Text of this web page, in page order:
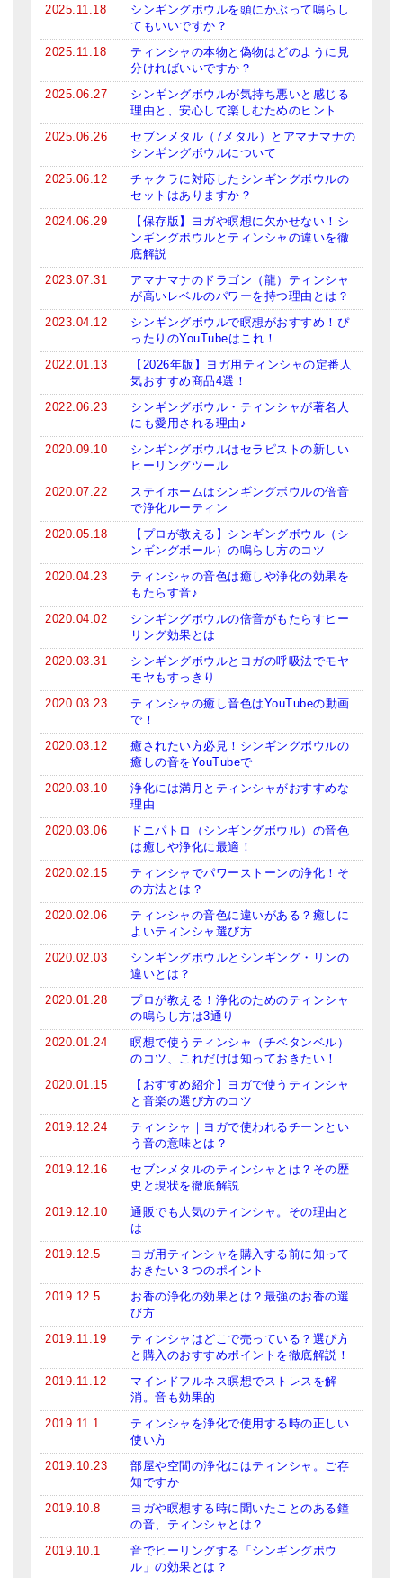
チベット・真マントラ香
お香定期購入（ラクとくサブスク）
チベット高僧のオラクルカード
ベル＆ドルジェ
シンギングボウル入門本・CD
オリジナルグッズ
神々とつながるジュエリー
ヒーリング・マンダラポスター
ロゴステッカー・ポストカード各種
亡命チベット人尼僧のお守り・チャーム
チベット・マントラ・ヒーリングCD
ギフトラッピング
シンギングボウル講座
初級講座
倍音呼吸法レッスン
ビギナー講師・養成講座
アマナマナとは
About Us
メールお便り登録
LINEお友だち登録
特商法の表記
2025.11.18
シンギングボウルを頭にかぶって鳴らし
てもいいですか？
2025.11.18
ティンシャの本物と偽物はどのように見
分ければいいですか？
2025.06.27
シンギングボウルが気持ち悪いと感じる
理由と、安心して楽しむためのヒント
2025.06.26
セブンメタル（7メタル）とアマナマナの
シンギングボウルについて
2025.06.12
チャクラに対応したシンギングボウルの
セットはありますか？
2024.06.29
【保存版】ヨガや瞑想に欠かせない！シ
ンギングボウルとティンシャの違いを徹
底解説
2023.07.31
アマナマナのドラゴン（龍）ティンシャ
が高いレベルのパワーを持つ理由とは？
2023.04.12
シンギングボウルで瞑想がおすすめ！ぴ
ったりのYouTubeはこれ！
2022.01.13
【2026年版】ヨガ用ティンシャの定番人
気おすすめ商品4選！
2022.06.23
シンギングボウル・ティンシャが著名人
にも愛用される理由♪
2020.09.10
シンギングボウルはセラピストの新しい
ヒーリングツール
2020.07.22
ステイホームはシンギングボウルの倍音
で浄化ルーティン
2020.05.18
【プロが教える】シンギングボウル（シ
ンギングボール）の鳴らし方のコツ
2020.04.23
ティンシャの音色は癒しや浄化の効果を
もたらす音♪
2020.04.02
シンギングボウルの倍音がもたらすヒー
リング効果とは
2020.03.31
シンギングボウルとヨガの呼吸法でモヤ
モヤもすっきり
2020.03.23
ティンシャの癒し音色はYouTubeの動画
で！
2020.03.12
癒されたい方必見！シンギングボウルの
癒しの音をYouTubeで
2020.03.10
浄化には満月とティンシャがおすすめな
理由
2020.03.06
ドニパトロ（シンギングボウル）の音色
は癒しや浄化に最適！
2020.02.15
ティンシャでパワーストーンの浄化！そ
の方法とは？
2020.02.06
ティンシャの音色に違いがある？癒しに
よいティンシャ選び方
2020.02.03
シンギングボウルとシンギング・リンの
違いとは？
2020.01.28
プロが教える！浄化のためのティンシャ
の鳴らし方は3通り
2020.01.24
瞑想で使うティンシャ（チベタンベル）
のコツ、これだけは知っておきたい！
2020.01.15
【おすすめ紹介】ヨガで使うティンシャ
と音楽の選び方のコツ
2019.12.24
ティンシャ｜ヨガで使われるチーンとい
う音の意味とは？
2019.12.16
セブンメタルのティンシャとは？その歴
史と現状を徹底解説
2019.12.10
通販でも人気のティンシャ。その理由と
は
2019.12.5
ヨガ用ティンシャを購入する前に知って
おきたい３つのポイント
2019.12.5
お香の浄化の効果とは？最強のお香の選
び方
2019.11.19
ティンシャはどこで売っている？選び方
と購入のおすすめポイントを徹底解説！
2019.11.12
マインドフルネス瞑想でストレスを解
消。音も効果的
2019.11.1
ティンシャを浄化で使用する時の正しい
使い方
2019.10.23
部屋や空間の浄化にはティンシャ。ご存
知ですか
2019.10.8
ヨガや瞑想する時に聞いたことのある鐘
の音、ティンシャとは？
2019.10.1
音でヒーリングする「シンギングボウ
ル」の効果とは？